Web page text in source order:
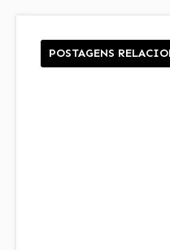
POSTAGENS